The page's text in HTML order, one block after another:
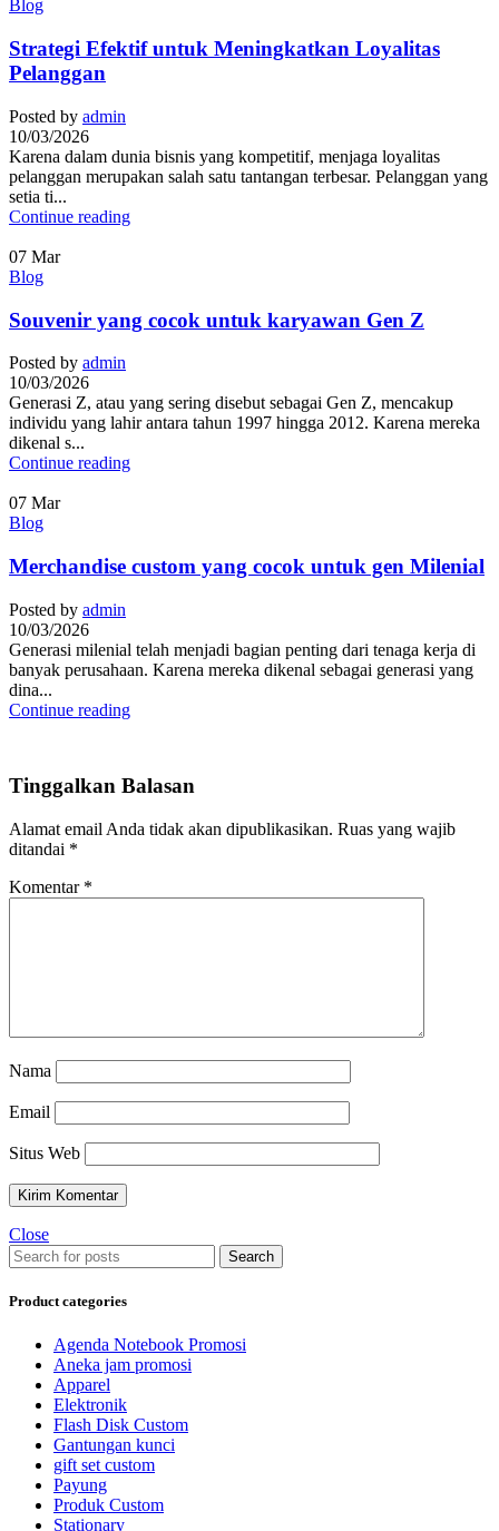
Blog
Strategi Efektif untuk Meningkatkan Loyalitas
Pelanggan
Posted by admin
10/03/2026
Karena dalam dunia bisnis yang kompetitif, menjaga loyalitas
pelanggan merupakan salah satu tantangan terbesar. Pelanggan yang
setia ti...
Continue reading
07 Mar
Blog
Souvenir yang cocok untuk karyawan Gen Z
Posted by admin
10/03/2026
Generasi Z, atau yang sering disebut sebagai Gen Z, mencakup
individu yang lahir antara tahun 1997 hingga 2012. Karena mereka
dikenal s...
Continue reading
07 Mar
Blog
Merchandise custom yang cocok untuk gen Milenial
Posted by admin
10/03/2026
Generasi milenial telah menjadi bagian penting dari tenaga kerja di
banyak perusahaan. Karena mereka dikenal sebagai generasi yang
dina...
Continue reading
Tinggalkan Balasan
Alamat email Anda tidak akan dipublikasikan. Ruas yang wajib
ditandai *
Komentar *
Nama
Email
Situs Web
Close
Search
Product categories
Agenda Notebook Promosi
Aneka jam promosi
Apparel
Elektronik
Flash Disk Custom
Gantungan kunci
gift set custom
Payung
Produk Custom
Stationary